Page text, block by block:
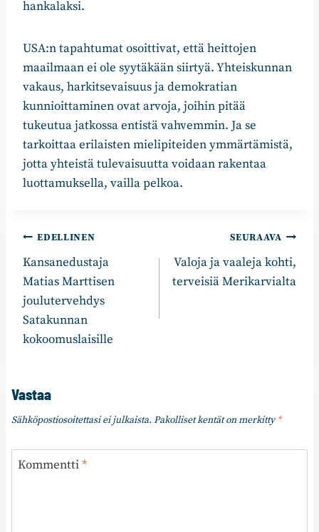
hankalaksi.
USA:n tapahtumat osoittivat, että heittojen
maailmaan ei ole syytäkään siirtyä. Yhteiskunnan
vakaus, harkitsevaisuus ja demokratian
kunnioittaminen ovat arvoja, joihin pitää
tukeutua jatkossa entistä vahvemmin. Ja se
tarkoittaa erilaisten mielipiteiden ymmärtämistä,
jotta yhteistä tulevaisuutta voidaan rakentaa
luottamuksella, vailla pelkoa.
Artikkelien
selaus
EDELLINEN
Kansanedustaja
Matias Marttisen
joulutervehdys
Satakunnan
kokoomuslaisille
SEURAAVA
Valoja ja vaaleja kohti,
terveisiä Merikarvialta
Vastaa
Sähköpostiosoitettasi ei julkaista. Pakolliset kentät on merkitty*
Kommentti*